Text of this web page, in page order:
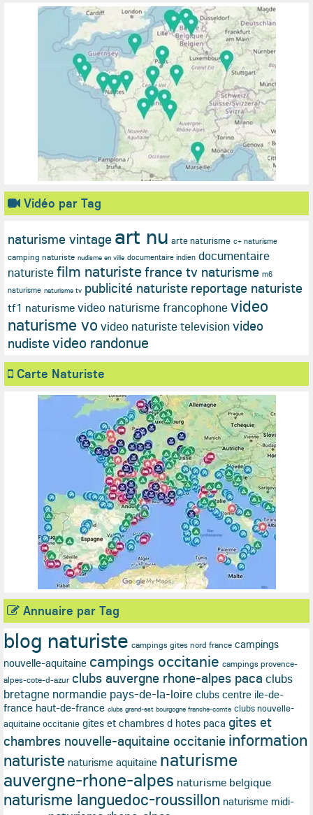
Vidéo par Tag
naturisme vintage art nu arte naturisme c+ naturisme
camping naturiste nudisme en ville documentaire indien documentaire
naturistefilm naturistefrance tv naturisme m6
naturisme naturisme tv publicité naturiste reportage naturiste
tf1 naturisme video naturisme francophonevideo
naturisme vo video naturiste televisionvideo
nudistevideo randonue
Carte Naturiste
Annuaire par Tag
blog naturiste campings gites nord france campings
nouvelle-aquitaine campings occitanie campings provence-
alpes-cote-d-azur clubs auvergne rhone-alpes paca clubs
bretagne normandie pays-de-la-loire clubs centre ile-de-
france haut-de-france clubs grand-est bourgogne franche-comte clubs nouvelle-
aquitaine occitanie gites et chambres d hotes paca gites et
chambres nouvelle-aquitaine occitanie information
naturiste naturisme aquitaine naturisme
auvergne-rhone-alpes naturisme belgique
naturisme languedoc-roussillon naturisme midi-